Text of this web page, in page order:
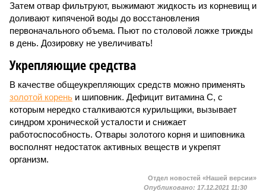
Затем отвар фильтруют, выжимают жидкость из корневищ и
доливают кипяченой воды до восстановления
первоначального объема. Пьют по столовой ложке трижды
в день. Дозировку не увеличивать!
Укрепляющие средства
В качестве общеукрепляющих средств можно применять
золотой корень и шиповник. Дефицит витамина С, с
которым нередко сталкиваются курильщики, вызывает
синдром хронической усталости и снижает
работоспособность. Отвары золотого корня и шиповника
восполнят недостаток активных веществ и укрепят
организм.
Отдел новостей «Нашей версии»
Опубликовано: 17.12.2021 11:30